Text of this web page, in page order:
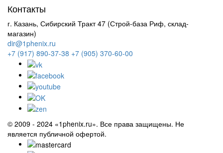
Контакты
г. Казань, Сибирский Тракт 47 (Строй-база Риф, склад-
магазин)
dir@1phenix.ru
+7 (917) 890-37-38 +7 (905) 370-60-00
© 2009 - 2024 «1phenix.ru». Все права защищены. Не
является публичной офертой.